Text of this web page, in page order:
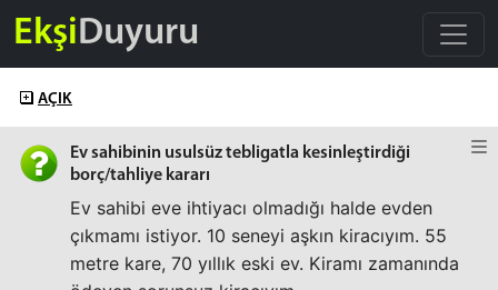
EkşiDuyuru
AÇIK
Ev sahibinin usulsüz tebligatla kesinleştirdiği
borç/tahliye kararı
Ev sahibi eve ihtiyacı olmadığı halde evden
çıkmamı istiyor. 10 seneyi aşkın kiracıyım. 55
metre kare, 70 yıllık eski ev. Kiramı zamanında